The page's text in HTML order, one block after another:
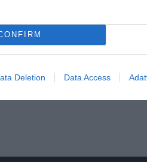
Deletion Data Access